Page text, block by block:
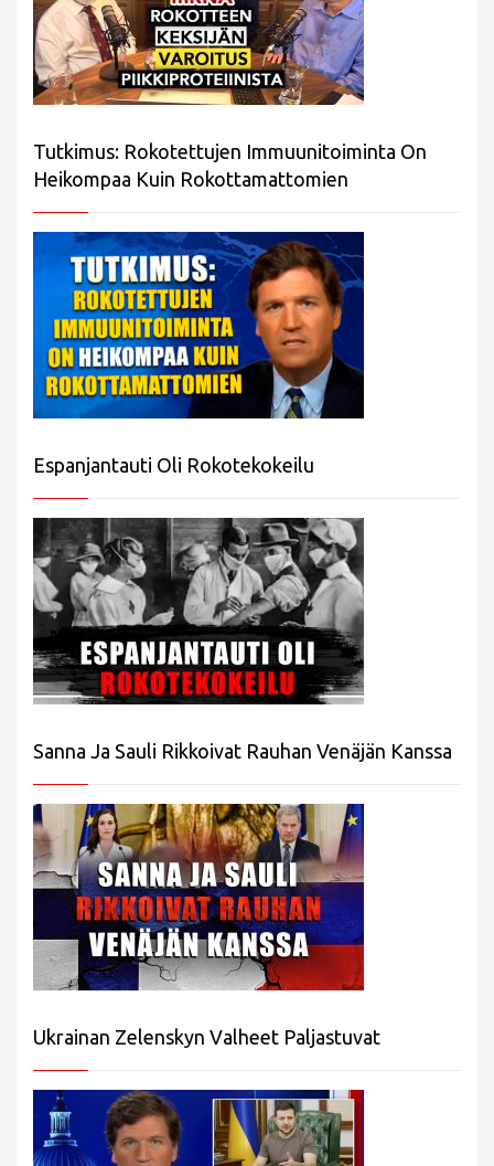
Tutkimus: Rokotettujen Immuunitoiminta On
Heikompaa Kuin Rokottamattomien
Espanjantauti Oli Rokotekokeilu
Sanna Ja Sauli Rikkoivat Rauhan Venäjän Kanssa
Ukrainan Zelenskyn Valheet Paljastuvat